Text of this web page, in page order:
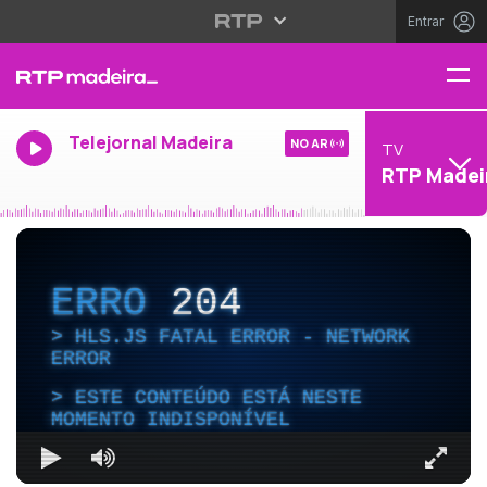
Entrar
Telejornal Madeira NO AR TV
RTP
ERRO204
HLS.JS FATAL ERROR - NETWORK
ERROR
ESTE CONTEÚDO ESTÁ NESTE
MOMENTO INDISPONÍVEL